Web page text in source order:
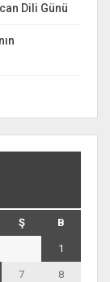
Dili Günü
Ş B
1
7 8